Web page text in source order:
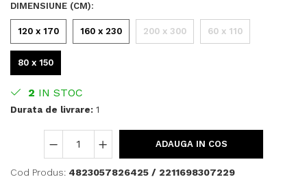
DIMENSIUNE (CM):
120 x 170 160 x 230 200 x 300 60 x 110
80 x 150
2 IN STOC
Durata de livrare: 1
ADAUGA IN COS
Cod Produs: 4823057826425 / 2211698307229